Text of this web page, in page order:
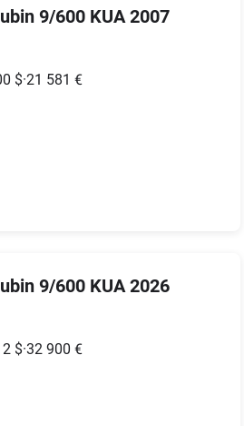
9/600 KUA 2007
$·21 581 €
9/600 KUA 2026
$·32 900 €